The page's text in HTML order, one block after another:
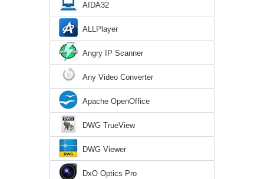
AIDA32
ALLPlayer
Angry IP Scanner
Any Video Converter
Apache OpenOffice
DWG TrueView
DWG Viewer
DxO Optics Pro